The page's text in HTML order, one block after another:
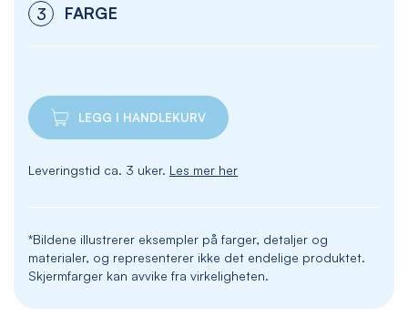
3 FARGE
LEGG I HANDLEKURV
Leveringstid ca. 3 uker. Les mer her
*Bildene illustrerer eksempler på farger, detaljer og
materialer, og representerer ikke det endelige produktet.
Skjermfarger kan avvike fra virkeligheten.